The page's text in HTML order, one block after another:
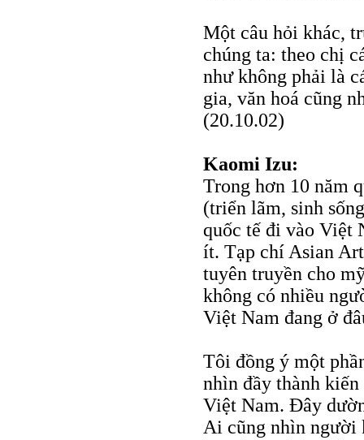
Một câu hỏi khác,
chúng ta: theo chị
như không phải là
gia, văn hoá cũng
(20.10.02)
Kaomi Izu:
Trong hơn 10 năm
(triển lãm, sinh
quốc tế đi vào Việt
ít. Tạp chí Asian
tuyên truyền cho
không có nhiều
Việt Nam đang ở
Tôi đồng ý một
nhìn đầy thành
Việt Nam. Đây
Ai cũng nhìn người